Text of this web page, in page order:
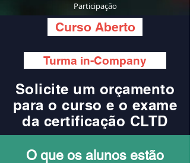
Participação
Curso Aberto
Turma in-Company
Solicite um orçamento
para o curso e o exame
da certificação CLTD
O que os alunos estão